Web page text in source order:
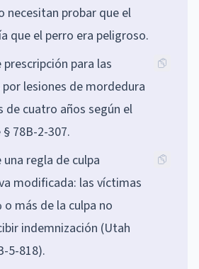
necesitan probar que el
que el perro era peligroso.
prescripción para las
lesiones de mordedura
de cuatro años según el
78B-2-307.
regla de culpa
modificada: las víctimas
o más de la culpa no
indemnización (Utah
5-818).